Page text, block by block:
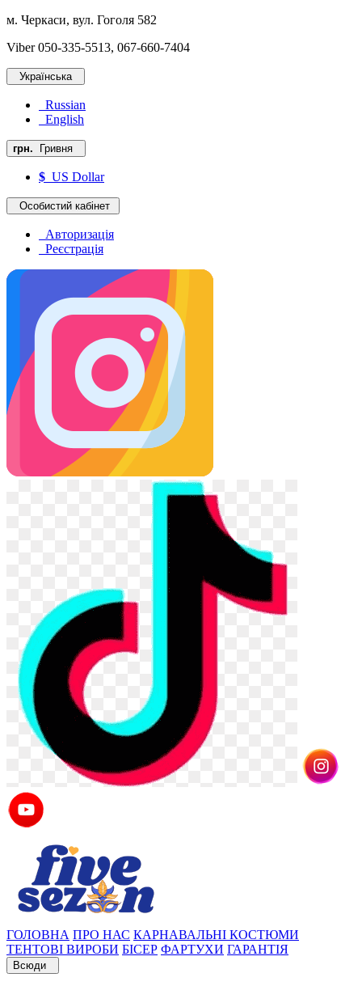
м. Черкаси, вул. Гоголя 582
Viber 050-335-5513, 067-660-7404
Українська
Russian
English
грн. Гривня
$ US Dollar
Особистий кабінет
Авторизація
Реєстрація
ГОЛОВНА ПРО НАС КАРНАВАЛЬНІ КОСТЮМИ
ТЕНТОВІ ВИРОБИ БІСЕР ФАРТУХИ ГАРАНТІЯ
Всюди